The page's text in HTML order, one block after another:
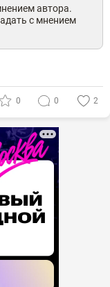
автора.
с мнением
0 0 2